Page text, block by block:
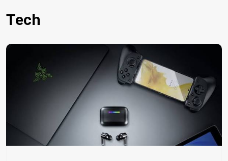
Tech